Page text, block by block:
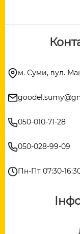
м. Суми, вул.
050-010-71-28
050-028-99-09
Пн-Пт 07:30-